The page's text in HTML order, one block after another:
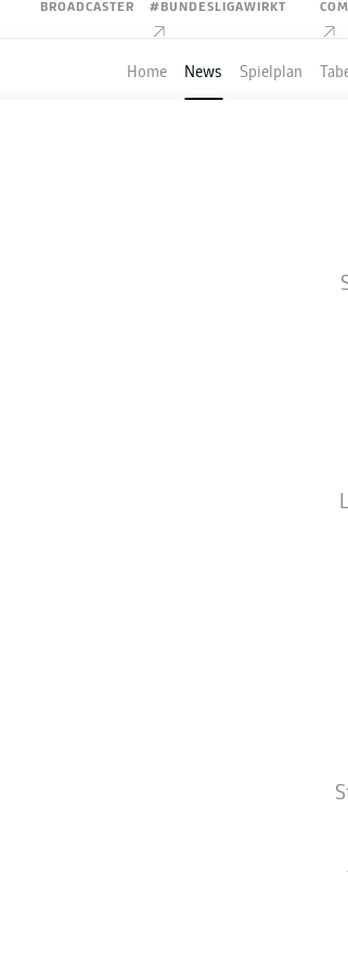
BROADCASTER #BUNDESLIGAWIRKT
Home News Spielplan
SCHOCK IN
ZAGADOU